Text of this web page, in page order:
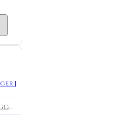
Plutone | Skull Jigger | 60 ml | Matt